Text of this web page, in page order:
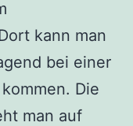
kann man
bei einer
Die
man auf